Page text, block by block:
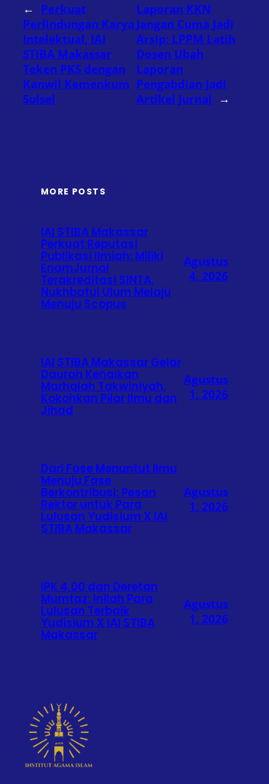
← Perkuat
Perlindungan Karya
Intelektual, IAI
STIBA Makassar
Teken PKS dengan
Kanwil Kemenkum
Sulsel
Laporan KKN
Jangan Cuma Jadi
Arsip: LPPM Latih
Dosen Ubah
Laporan
Pengabdian Jadi
Artikel Jurnal →
MORE POSTS
IAI STIBA Makassar
Perkuat Reputasi
Publikasi Ilmiah: Miliki
EnamJurnal
Terakreditasi SINTA,
Nukhbatul Ulum Melaju
Menuju Scopus
Agustus
4, 2026
IAI STIBA Makassar Gelar
Daurah Kenaikan
Marhalah Takwiniyah,
Kokohkan Pilar Ilmu dan
Jihad
Agustus
1, 2026
Dari Fase Menuntut Ilmu
Menuju Fase
Berkontribusi: Pesan
Rektor untuk Para
Lulusan Yudisium X IAI
STIBA Makassar
Agustus
1, 2026
IPK 4,00 dan Deretan
Mumtaz: Inilah Para
Lulusan Terbaik
Yudisium X IAI STIBA
Makassar
Agustus
1, 2026